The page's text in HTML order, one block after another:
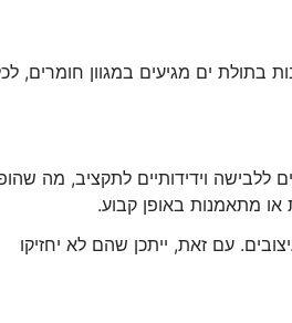
בתולת ים מגיעים במגוון חומרים,
ללבישה וידידותיים לתקציב, מה
או מתאמנות באופן קבוע.
עם זאת, ייתכן שהם לא יחזיקו